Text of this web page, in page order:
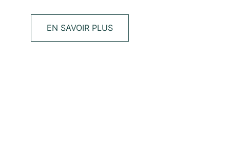
EN SAVOIR PLUS